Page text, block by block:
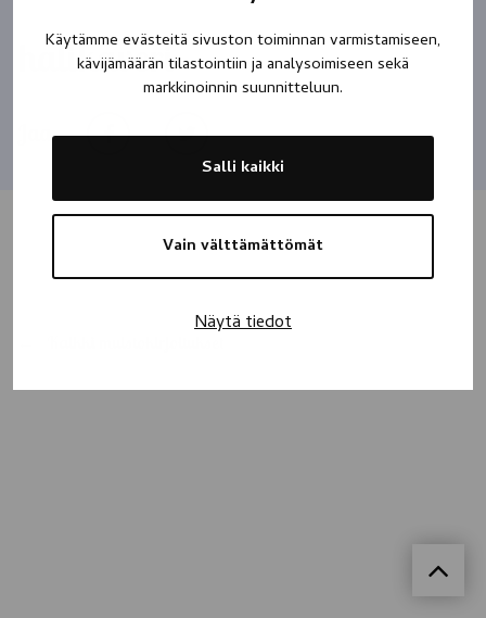
Käytämme evästeitä sivuston toiminnan varmistamiseen,
kävijämäärän tilastointiin ja analysoimiseen sekä
markkinoinnin suunnitteluun.
Vain välttämättömät
Salli kaikki
Näytä tiedot
halikaveri